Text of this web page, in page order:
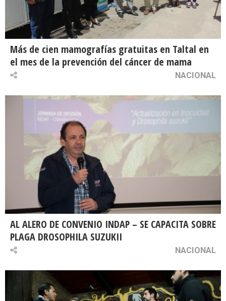
Más de cien mamografías gratuitas en Taltal en
el mes de la prevención del cáncer de mama
NACIONAL
AL ALERO DE CONVENIO INDAP – SE CAPACITA SOBRE
PLAGA DROSOPHILA SUZUKII
NACIONAL